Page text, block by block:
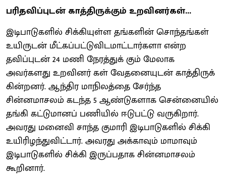
பரிதவிப்புடன் காத்திருக்கும் உறவினர்கள்...
இடிபாடுகளில் சிக்கியுள்ள தங்களின் சொந்தங்கள்
உயிருடன் மீட்கப்பட்டுவிடமாட்டார்களா என்ற
தவிப்புடன் 24 மணி நேரத்துக் கும் மேலாக
அவர்களது உறவினர் கள் வேதனையுடன் காத்திருக்
கின்றனர். ஆந்திர மாநிலத்தை சேர்ந்த
சின்னமாசலம் கடந்த 5 ஆண்டுகளாக சென்னையில்
தங்கி கட்டுமானப் பணியில் ஈடுபட்டு வருகிறார்.
அவரது மனைவி சாந்த குமாரி இடிபாடுகளில் சிக்கி
உயிரிழந்துவிட்டார். அவரது அக்காவும் மாமாவும்
இடிபாடுகளில் சிக்கி இருப்பதாக சின்னமாசலம்
கூறினார்.